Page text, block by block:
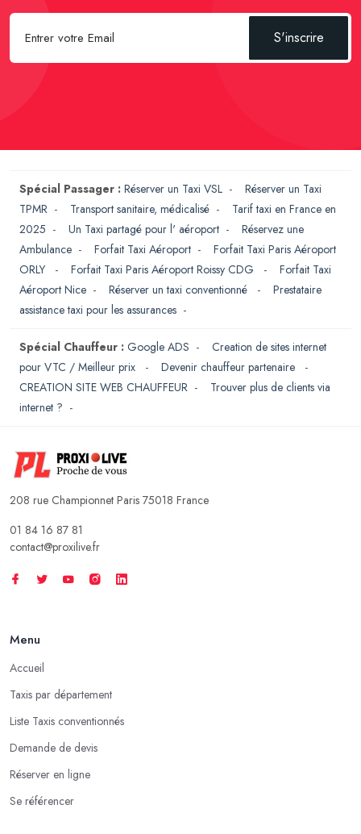
S'inscrire
Spécial Passager : Réserver un Taxi VSL - Réserver un Taxi
TPMR - Transport sanitaire, médicalisé - Tarif taxi en France en
2025 - Un Taxi partagé pour l' aéroport - Réservez une
Ambulance - Forfait Taxi Aéroport - Forfait Taxi Paris Aéroport
ORLY
- Forfait Taxi Paris Aéroport Roissy CDG - Forfait Taxi
Aéroport Nice - Réserver un taxi conventionné - Prestataire
assistance taxi pour les assurances -
Spécial Chauffeur : Google ADS - Creation de sites internet
pour VTC / Meilleur prix
- Devenir chauffeur partenaire
-
CREATION SITE WEB CHAUFFEUR - Trouver plus de clients via
internet ? -
208 rue Championnet Paris 75018 France
01 84 16 87 81
contact@proxilive.fr
Menu
Accueil
Taxis par département
Liste Taxis conventionnés
Demande de devis
Réserver en ligne
Se référencer